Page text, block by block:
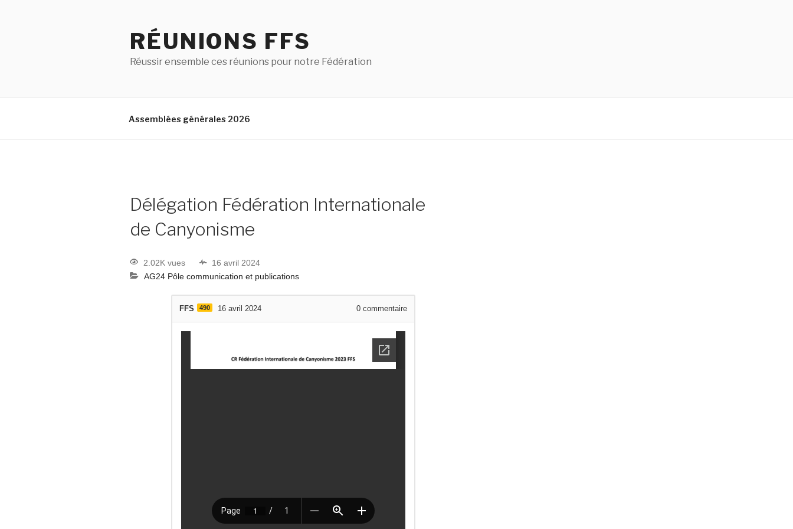
RÉUNIONS FFS
Réussir ensemble ces réunions pour notre Fédération
Assemblées générales 2026
Délégation Fédération Internationale
de Canyonisme
2.02K vues
16 avril 2024
AG24 Pôle communication et publications
FFS 490 16 avril 2024 0 commentaire